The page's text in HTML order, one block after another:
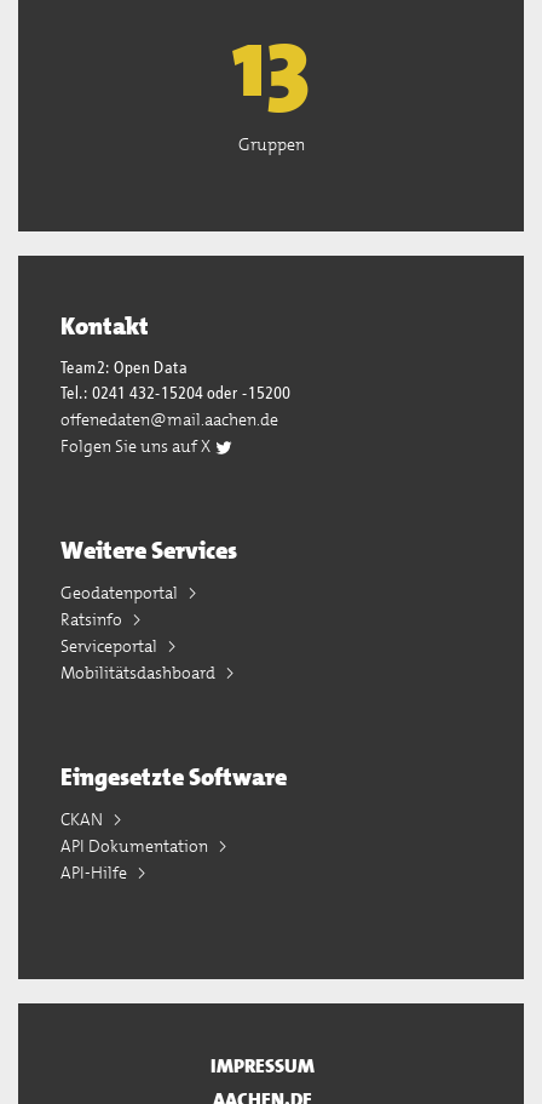
13
Gruppen
Kontakt
Team2: Open Data
Tel.: 0241 432-15204 oder -15200
offenedaten@mail.aachen.de
Folgen Sie uns auf X
Weitere Services
Geodatenportal
Ratsinfo
Serviceportal
Mobilitätsdashboard
Eingesetzte Software
CKAN
API Dokumentation
API-Hilfe
IMPRESSUM